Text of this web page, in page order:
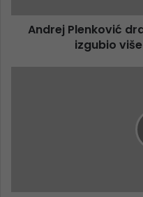
Andrej Plenković
izgubio